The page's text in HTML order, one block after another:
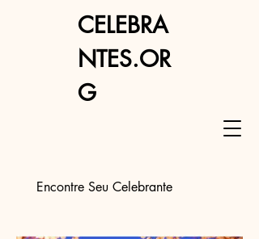
Encontre Seu Celebrante
CELEBRA
NTES.OR
G